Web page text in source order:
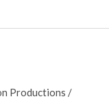
Productions /